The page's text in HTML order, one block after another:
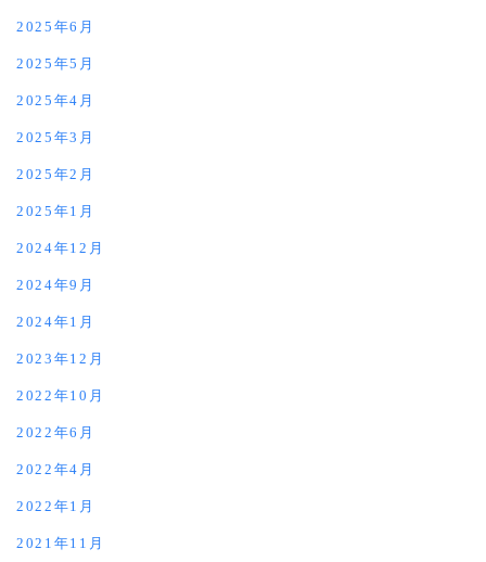
2025年6月
2025年5月
2025年4月
2025年3月
2025年2月
2025年1月
2024年12月
2024年9月
2024年1月
2023年12月
2022年10月
2022年6月
2022年4月
2022年1月
2021年11月